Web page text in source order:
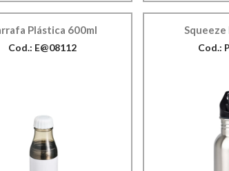
Plástica 600ml
Cod.: E@08112
Squeeze
Cod.: